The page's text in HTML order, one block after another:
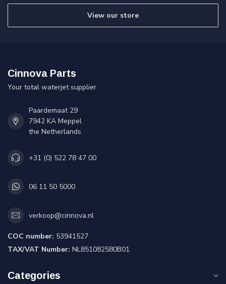
View our store
Cinnova Parts
Your total waterjet supplier
Paardemaat 29
7942 KA Meppel
the Netherlands
+31 (0) 522 78 47 00
06 11 50 5000
verkoop@cinnova.nl
COC number: 53941527
TAX/VAT Number: NL851082580B01
Categories